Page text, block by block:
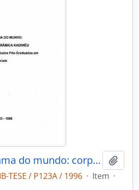
A arte como trama do mundo: corpo grafismo e ceramica Kadiwéu
TESE / P123A / 1996 · Item ·